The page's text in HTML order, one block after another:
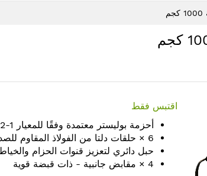
اقتبس فقط
أحزمة بوليستر معتمدة وفقًا للمعيار EN - 1492-1
6 × حلقات دلتا من الفولاذ المقاوم للصدأ ذات تصنيف A4
حبل دائري لتعزيز قنوات الحزام
4 × مقابض جانبية - ذات قبضة قوية